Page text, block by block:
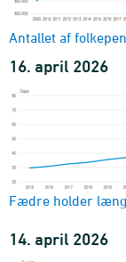
Antallet af
16. april 2026
Fædre holder
14. april 2026